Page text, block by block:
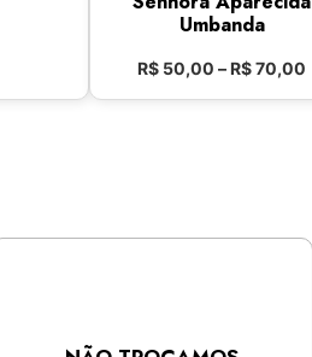
Umbanda
R$ 50,00 –R$70,00